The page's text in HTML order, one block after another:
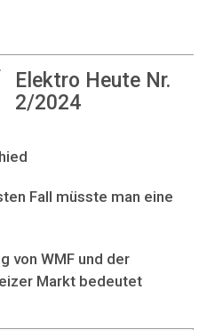
Elektro Heute Nr.
2/2024
Fall müsste man eine
von WMF und der
Markt bedeutet